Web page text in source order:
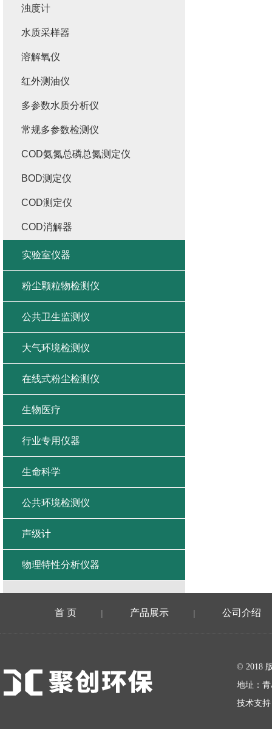
浊度计
水质采样器
溶解氧仪
红外测油仪
多参数水质分析仪
常规多参数检测仪
COD氨氮总磷总氮测定仪
BOD测定仪
COD测定仪
COD消解器
实验室仪器
粉尘颗粒物检测仪
公共卫生监测仪
大气环境检测仪
在线式粉尘检测仪
生物医疗
行业专用仪器
生命科学
公共环境检测仪
声级计
物理特性分析仪器
首 页 | 产品展示 | 公司介绍
© 2018
地址：
技术支